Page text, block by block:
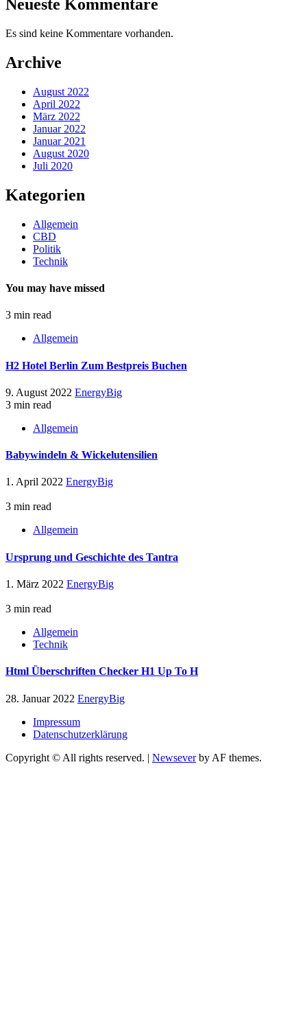
Neueste Kommentare
Es sind keine Kommentare vorhanden.
Archive
August 2022
April 2022
März 2022
Januar 2022
Januar 2021
August 2020
Juli 2020
Kategorien
Allgemein
CBD
Politik
Technik
You may have missed
3 min read
Allgemein
H2 Hotel Berlin Zum Bestpreis Buchen
9. August 2022 EnergyBig
3 min read
Allgemein
Babywindeln & Wickelutensilien
1. April 2022 EnergyBig
3 min read
Allgemein
Ursprung und Geschichte des Tantra
1. März 2022 EnergyBig
3 min read
Allgemein
Technik
Html Überschriften Checker H1 Up To H
28. Januar 2022 EnergyBig
Impressum
Datenschutzerklärung
Copyright © All rights reserved. | Newseverby AF themes.